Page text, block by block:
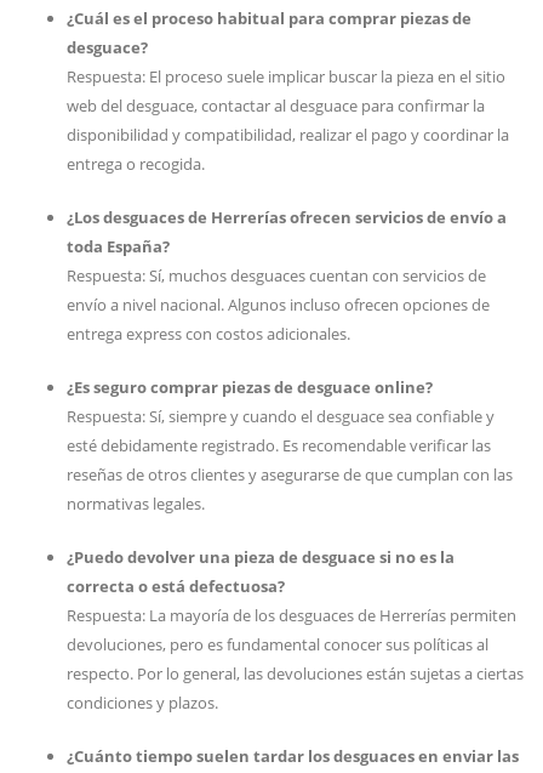
¿Cuál es el proceso habitual para comprar piezas de
desguace?
Respuesta: El proceso suele implicar buscar la pieza en el sitio
web del desguace, contactar al desguace para confirmar la
disponibilidad y compatibilidad, realizar el pago y coordinar la
entrega o recogida.
¿Los desguaces de Herrerías ofrecen servicios de envío a
toda España?
Respuesta: Sí, muchos desguaces cuentan con servicios de
envío a nivel nacional. Algunos incluso ofrecen opciones de
entrega express con costos adicionales.
¿Es seguro comprar piezas de desguace online?
Respuesta: Sí, siempre y cuando el desguace sea confiable y
esté debidamente registrado. Es recomendable verificar las
reseñas de otros clientes y asegurarse de que cumplan con las
normativas legales.
¿Puedo devolver una pieza de desguace si no es la
correcta o está defectuosa?
Respuesta: La mayoría de los desguaces de Herrerías permiten
devoluciones, pero es fundamental conocer sus políticas al
respecto. Por lo general, las devoluciones están sujetas a ciertas
condiciones y plazos.
¿Cuánto tiempo suelen tardar los desguaces en enviar las